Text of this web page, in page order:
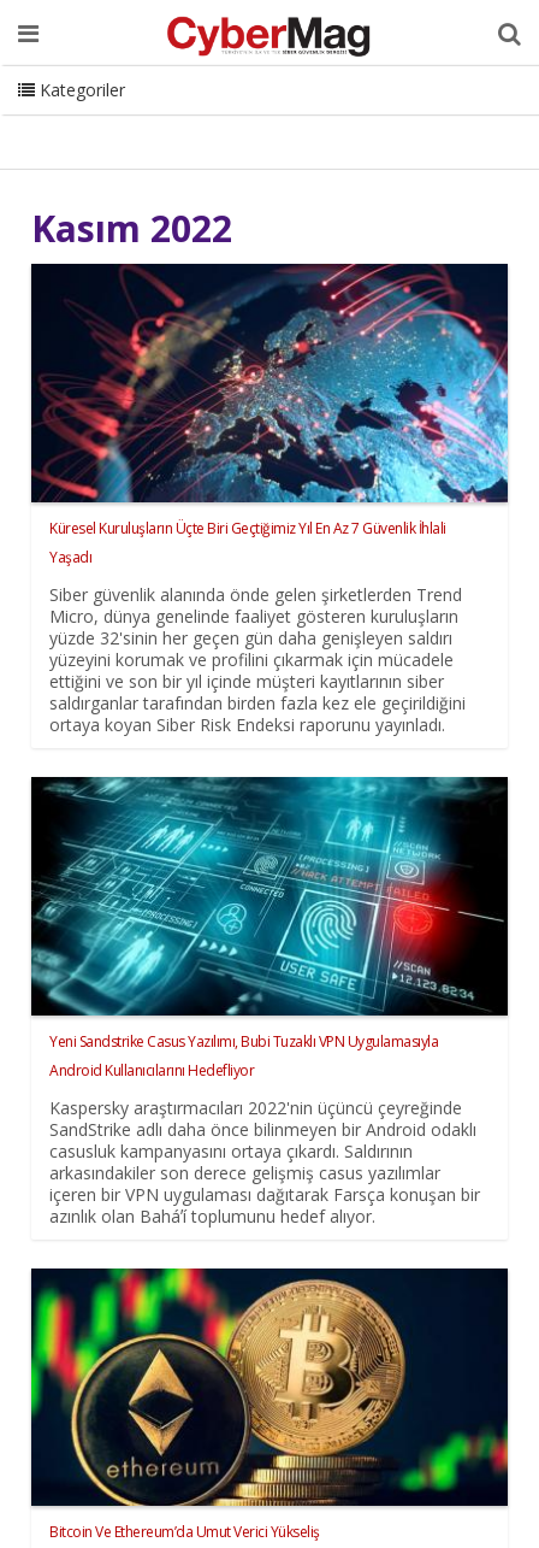
Ana Sayfa Hakkımızda Dergi Editörden
Danışmanlık
ISC Turkey Sizden Gelenler
İletişim
CyberMag Logo
Kategoriler
Kasım 2022
Küresel Kuruluşların Üçte Biri Geçtiğimiz Yıl En Az 7 Güvenlik İhlali
Yaşadı
Siber güvenlik alanında önde gelen şirketlerden Trend
Micro, dünya genelinde faaliyet gösteren kuruluşların
yüzde 32'sinin her geçen gün daha genişleyen saldırı
yüzeyini korumak ve profilini çıkarmak için mücadele
ettiğini ve son bir yıl içinde müşteri kayıtlarının siber
saldırganlar tarafından birden fazla kez ele geçirildiğini
ortaya koyan Siber Risk Endeksi raporunu yayınladı.
Yeni Sandstrike Casus Yazılımı, Bubi Tuzaklı VPN Uygulamasıyla
Android Kullanıcılarını Hedefliyor
Kaspersky araştırmacıları 2022'nin üçüncü çeyreğinde
SandStrike adlı daha önce bilinmeyen bir Android odaklı
casusluk kampanyasını ortaya çıkardı. Saldırının
arkasındakiler son derece gelişmiş casus yazılımlar
içeren bir VPN uygulaması dağıtarak Farsça konuşan bir
azınlık olan Baháʼí toplumunu hedef alıyor.
Bitcoin Ve Ethereum’da Umut Verici Yükseliş